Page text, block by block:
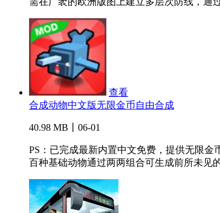
查看
合成动物中文版无限金币自由合成
40.98 MB丨06-01
PS：已完成最新内置中文免费，提供无限
百种基础动物通过两两组合可生成前所未见